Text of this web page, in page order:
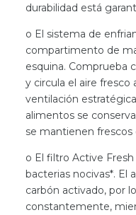
durabilidad está
o El sistema de
compartimento de
esquina. Comprueba
y circula el aire fresco
ventilación
alimentos se
se mantienen
o El filtro Active
bacterias nocivas*. El
carbón activado, por
constantemente,